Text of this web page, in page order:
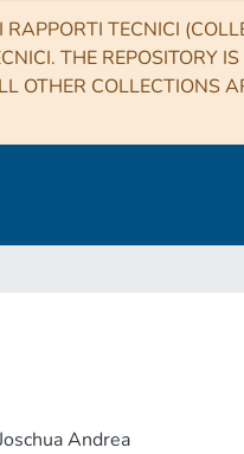
TECNICI
THE REPOSITORY
OTHER COLLECTIONS
Andrea